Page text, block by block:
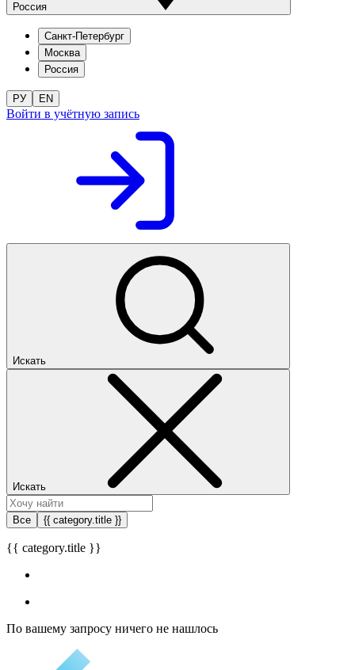
Россия
Санкт-Петербург
Москва
Россия
РУ EN
Войти в учётную запись
Искать
Искать
Все {{ category.title }}
{{ category.title }}
По вашему запросу ничего не нашлось